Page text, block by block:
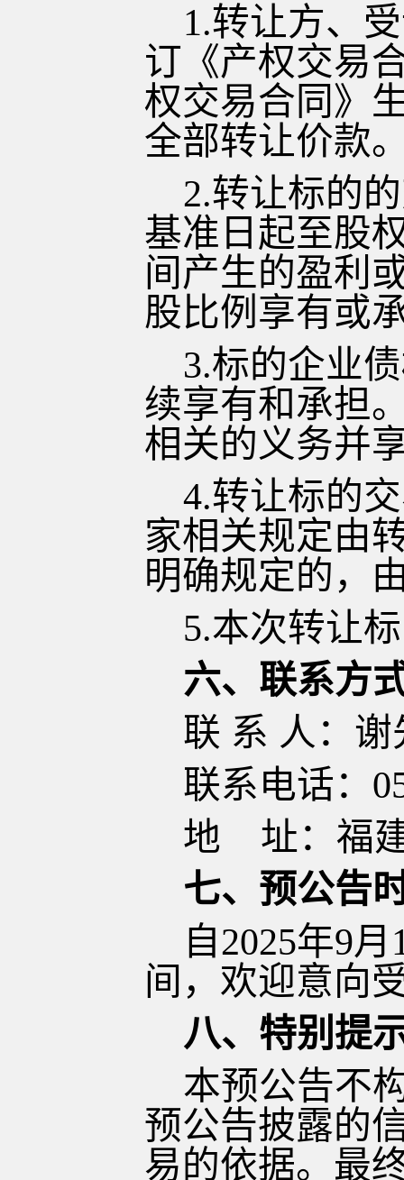
1.转让方、
订《产权交易
权交易合同》
全部转让价款
2.转让标的
基准日起至股
间产生的盈利
股比例享有或
3.标的企业
续享有和承担
相关的义务并
4.转让标的
家相关规定由
明确规定的，
5.本次转让
六、联系方
联 系 人：
联系电话：
地
址：福
七、预公告
自2025年9
间，欢迎意向
八、特别提
本预公告不
预公告披露的
易的依据。最